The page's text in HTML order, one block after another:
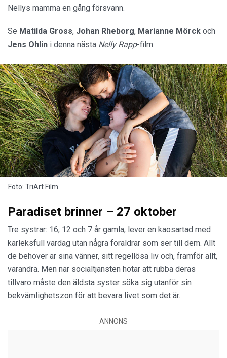
Nellys mamma en gång försvann.
Se Matilda Gross, Johan Rheborg, Marianne Mörck och
Jens Ohlin i denna nästa Nelly Rapp-film.
Foto: TriArt Film.
Paradiset brinner – 27 oktober
Tre systrar: 16, 12 och 7 år gamla, lever en kaosartad med
kärleksfull vardag utan några föräldrar som ser till dem. Allt
de behöver är sina vänner, sitt regellösa liv och, framför allt,
varandra. Men när socialtjänsten hotar att rubba deras
tillvaro måste den äldsta syster söka sig utanför sin
bekvämlighetszon för att bevara livet som det är.
ANNONS